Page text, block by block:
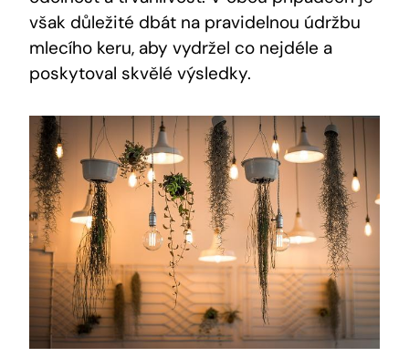
však důležité dbát na pravidelnou údržbu
mlecího keru, aby vydržel co nejdéle a
poskytoval skvělé výsledky.